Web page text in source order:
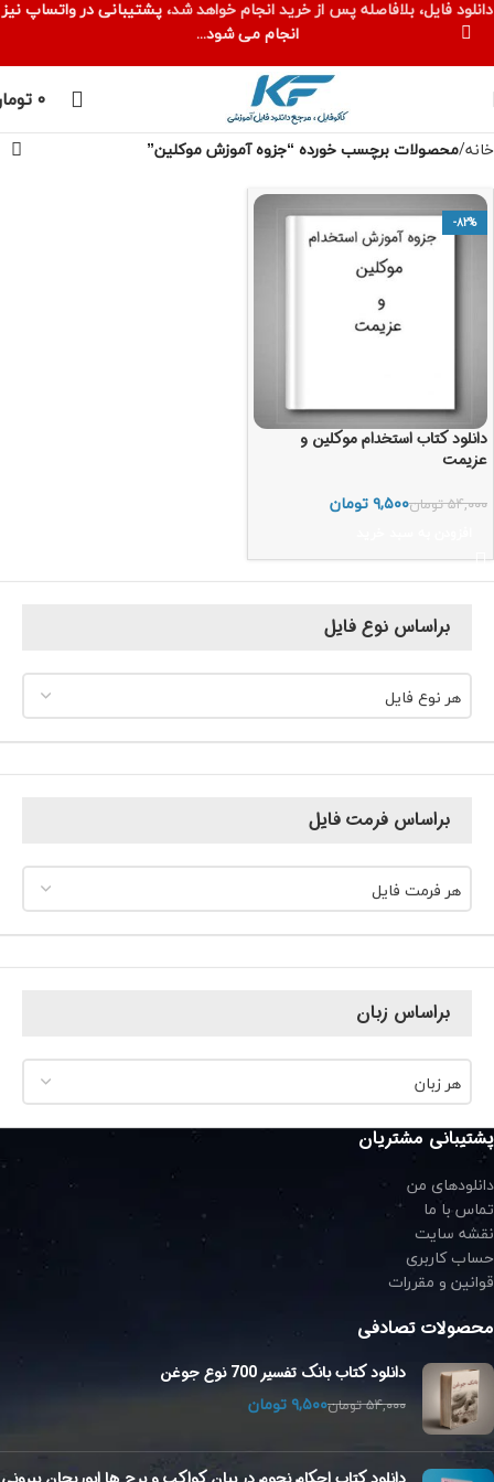
۰
براساس نوع فایل
هر نوع فایل
براساس فرمت فایل
هر فرمت فایل
براساس زبان
هر زبان
خانه محصولات برچسب خورده “جزوه آموزش موکلین”
-82%
دانلود کتاب استخدام موکلین و
عزیمت
۵۴,۰۰۰تومان۹,۵۰۰تومان
پشتیبانی مشتریان
دانلودهای من
تماس با ما
نقشه سایت
حساب کاربری
قوانین و مقررات
محصولات تصادفی
دانلود کتاب بانک تفسیر 700 نوع جوغن
۵۴,۰۰۰تومان۹,۵۰۰ تومان
دانلود فایل، بلافاصله پس از خرید انجام خواهد شد،پشتیبانی در واتساپ نیز
انجام می شود...